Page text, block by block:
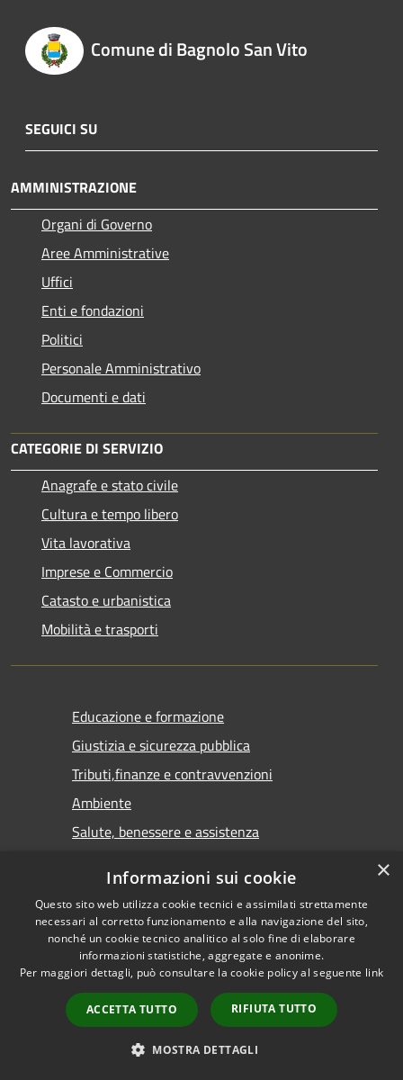
Comune di Bagnolo San Vito
SEGUICI SU
AMMINISTRAZIONE
Organi di Governo
Aree Amministrative
Uffici
Enti e fondazioni
Politici
Personale Amministrativo
Documenti e dati
CATEGORIE DI SERVIZIO
Anagrafe e stato civile
Cultura e tempo libero
Vita lavorativa
Imprese e Commercio
Catasto e urbanistica
Mobilità e trasporti
Educazione e formazione
Giustizia e sicurezza pubblica
Tributi,finanze e contravvenzioni
Ambiente
Salute, benessere e assistenza
NOVITÀ
Notizie
Comunicati
Avvisi
×
Informazioni sui cookie
Questo sito web utilizza cookie tecnici e assimilati strettamente
necessari al corretto funzionamento e alla navigazione del sito,
nonché un cookie tecnico analitico al solo fine di elaborare
informazioni statistiche, aggregate e anonime.
Per maggiori dettagli, può consultare la cookie policy al seguente link
ACCETTA TUTTO RIFIUTA TUTTO
MOSTRA DETTAGLI